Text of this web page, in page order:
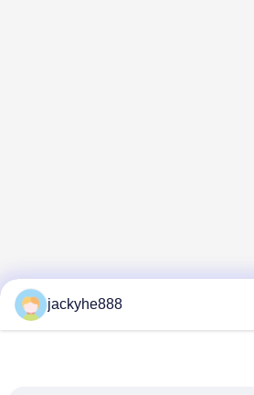
jackyhe888